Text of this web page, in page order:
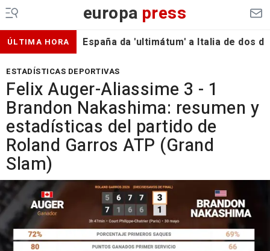
europa press
ÚLTIMA HORA España da 'ultimátum' a Italia de dos
ESTADÍSTICAS DEPORTIVAS
Felix Auger-Aliassime 3 - 1
Brandon Nakashima: resumen y
estadísticas del partido de
Roland Garros ATP (Grand
Slam)